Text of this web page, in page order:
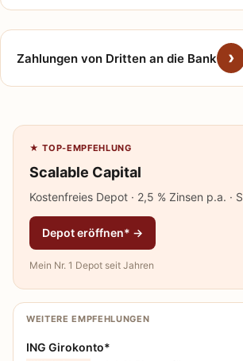
Zahlungen von Dritten an die Bank
★ TOP-EMPFEHLUNG
Scalable Capital
Kostenfreies Depot · 2,5 % Zinsen p.a. ·
Depot eröffnen* →
Mein Nr. 1 Depot seit Jahren
WEITERE EMPFEHLUNGEN
ING Girokonto*